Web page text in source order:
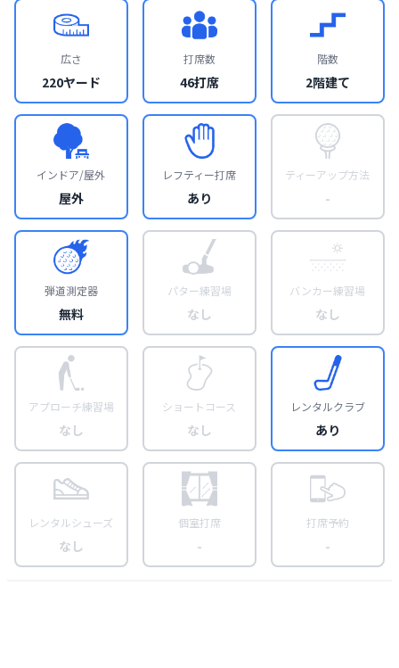
広さ
220ヤード
打席数
46打席
階数
2階建て
インドア/屋外
屋外
レフティー打席
あり
ティーアップ方法
-
弾道測定器
無料
パター練習場
なし
バンカー練習場
なし
アプローチ練習場
なし
ショートコース
なし
レンタルクラブ
あり
レンタルシューズ
なし
個室打席
-
打席予約
-